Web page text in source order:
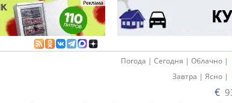
Погода | Сегодня | Облачно |
Завтра | Ясно |
€